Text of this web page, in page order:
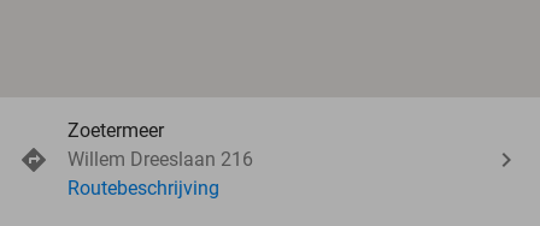
Zoetermeer
Willem Dreeslaan 216
Routebeschrijving